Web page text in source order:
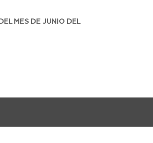
MES DE JUNIO DEL